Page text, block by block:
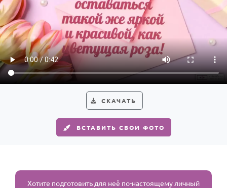
СКАЧАТЬ
ВСТАВИТЬ СВОИ ФОТО
Хотите подготовить для неё по-настоящему личный